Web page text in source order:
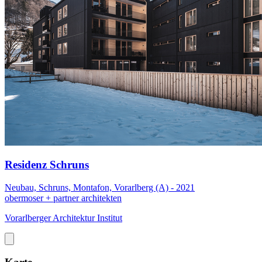
Residenz Schruns
Neubau, Schruns, Montafon, Vorarlberg (A) - 2021
obermoser + partner architekten
Vorarlberger Architektur Institut